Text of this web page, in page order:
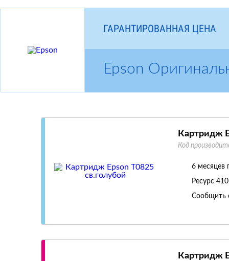
ГАРАНТИРОВАННАЯ ЦЕНА
Epson
Картридж
Код
6 месяцев
Ресурс
Сообщить
Картридж